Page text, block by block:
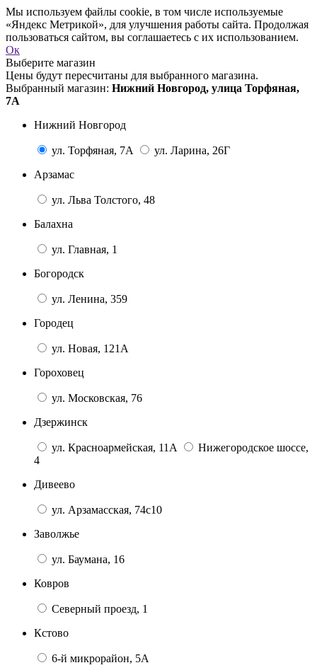
Мы используем файлы cookie, в том числе используемые
«Яндекс Метрикой», для улучшения работы сайта. Продолжая
пользоваться сайтом, вы соглашаетесь с их использованием.
Ок
Выберите магазин
Цены будут пересчитаны для выбранного магазина.
Выбранный магазин: Нижний Новгород, улица Торфяная,
7А
Нижний Новгород
ул. Торфяная, 7А
ул. Ларина, 26Г
Арзамас
ул. Льва Толстого, 48
Балахна
ул. Главная, 1
Богородск
ул. Ленина, 359
Городец
ул. Новая, 121А
Гороховец
ул. Московская, 76
Дзержинск
ул. Красноармейская, 11А
Нижегородское шоссе,
4
Дивеево
ул. Арзамасская, 74с10
Заволжье
ул. Баумана, 16
Ковров
Северный проезд, 1
Кстово
6-й микрорайон, 5А